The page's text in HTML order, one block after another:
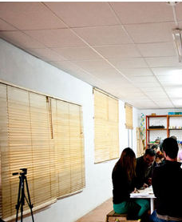
Vitrics